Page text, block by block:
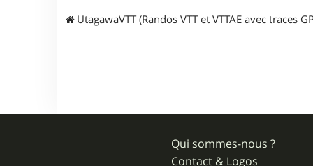
UtagawaVTT (Randos VTT et VTTAE avec traces
Qui sommes-nous ?
Contact & Logos